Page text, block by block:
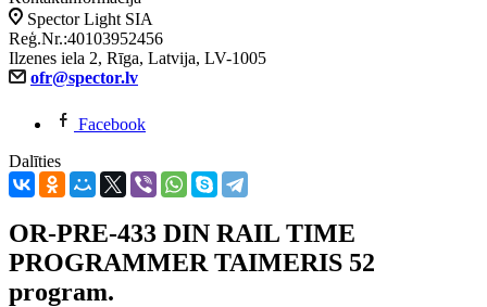
Spector Light SIA
Reģ.Nr.:40103952456
Ilzenes iela 2, Rīga, Latvija, LV-1005
ofr@spector.lv
Facebook
Dalīties
OR-PRE-433 DIN RAIL TIME
PROGRAMMER TAIMERIS 52
program.